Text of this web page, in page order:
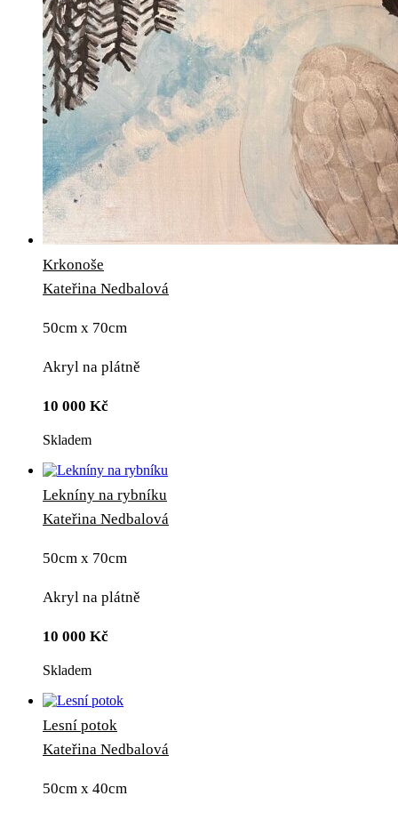
Krkonoše
Kateřina Nedbalová
50cm x 70cm
Akryl na plátně
10 000 Kč
Skladem
Lekníny na rybníku
Kateřina Nedbalová
50cm x 70cm
Akryl na plátně
10 000 Kč
Skladem
Lesní potok
Kateřina Nedbalová
50cm x 40cm